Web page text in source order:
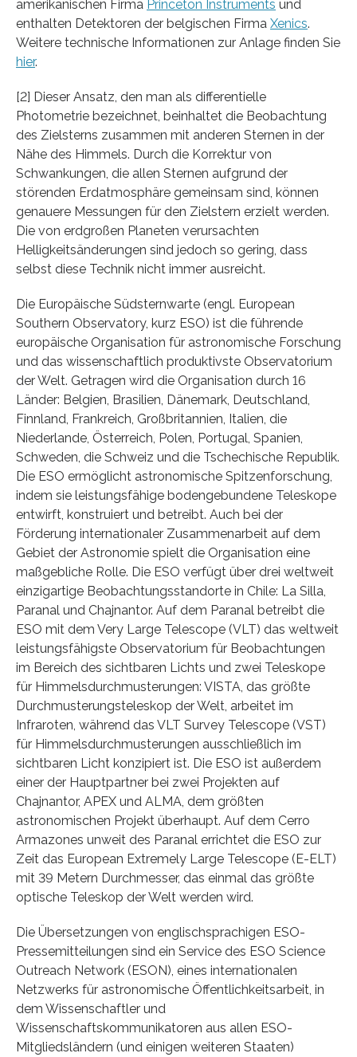
amerikanischen Firma Princeton Instruments und
enthalten Detektoren der belgischen Firma Xenics.
Weitere technische Informationen zur Anlage finden Sie
hier.
[2] Dieser Ansatz, den man als differentielle
Photometrie bezeichnet, beinhaltet die Beobachtung
des Zielsterns zusammen mit anderen Sternen in der
Nähe des Himmels. Durch die Korrektur von
Schwankungen, die allen Sternen aufgrund der
störenden Erdatmosphäre gemeinsam sind, können
genauere Messungen für den Zielstern erzielt werden.
Die von erdgroßen Planeten verursachten
Helligkeitsänderungen sind jedoch so gering, dass
selbst diese Technik nicht immer ausreicht.
Die Europäische Südsternwarte (engl. European
Southern Observatory, kurz ESO) ist die führende
europäische Organisation für astronomische Forschung
und das wissenschaftlich produktivste Observatorium
der Welt. Getragen wird die Organisation durch 16
Länder: Belgien, Brasilien, Dänemark, Deutschland,
Finnland, Frankreich, Großbritannien, Italien, die
Niederlande, Österreich, Polen, Portugal, Spanien,
Schweden, die Schweiz und die Tschechische Republik.
Die ESO ermöglicht astronomische Spitzenforschung,
indem sie leistungsfähige bodengebundene Teleskope
entwirft, konstruiert und betreibt. Auch bei der
Förderung internationaler Zusammenarbeit auf dem
Gebiet der Astronomie spielt die Organisation eine
maßgebliche Rolle. Die ESO verfügt über drei weltweit
einzigartige Beobachtungsstandorte in Chile: La Silla,
Paranal und Chajnantor. Auf dem Paranal betreibt die
ESO mit dem Very Large Telescope (VLT) das weltweit
leistungsfähigste Observatorium für Beobachtungen
im Bereich des sichtbaren Lichts und zwei Teleskope
für Himmelsdurchmusterungen: VISTA, das größte
Durchmusterungsteleskop der Welt, arbeitet im
Infraroten, während das VLT Survey Telescope (VST)
für Himmelsdurchmusterungen ausschließlich im
sichtbaren Licht konzipiert ist. Die ESO ist außerdem
einer der Hauptpartner bei zwei Projekten auf
Chajnantor, APEX und ALMA, dem größten
astronomischen Projekt überhaupt. Auf dem Cerro
Armazones unweit des Paranal errichtet die ESO zur
Zeit das European Extremely Large Telescope (E-ELT)
mit 39 Metern Durchmesser, das einmal das größte
optische Teleskop der Welt werden wird.
Die Übersetzungen von englischsprachigen ESO-
Pressemitteilungen sind ein Service des ESO Science
Outreach Network (ESON), eines internationalen
Netzwerks für astronomische Öffentlichkeitsarbeit, in
dem Wissenschaftler und
Wissenschaftskommunikatoren aus allen ESO-
Mitgliedsländern (und einigen weiteren Staaten)